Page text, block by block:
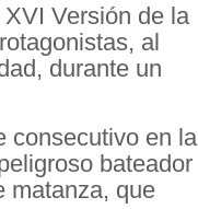
Versión de la
al
durante un
consecutivo en la
bateador
matanza, que